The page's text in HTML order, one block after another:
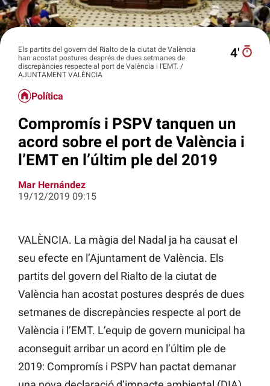
Els partits del govern del Rialto de la ciutat de València
han acostat postures després de dues setmanes de
discrepàncies respecte al port de València i l'EMT. /
AJUNTAMENT VALÈNCIA
4′
Política
Compromís i PSPV tanquen un
acord sobre el port de València i
l’EMT en l’últim ple del 2019
Mar Hernández
19/12/2019 09:15
VALÈNCIA. La màgia del Nadal ja ha causat el
seu efecte en l’Ajuntament de València. Els
partits del govern del Rialto de la ciutat de
València han acostat postures després de dues
setmanes de discrepàncies respecte al port de
València i l’EMT. L’equip de govern municipal ha
aconseguit arribar un acord en l’últim ple de
2019: Compromís i PSPV han pactat demanar